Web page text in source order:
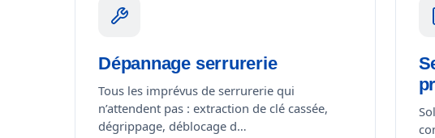
Dépannage serrurerie
Tous les imprévus de serrurerie qui
n’attendent pas : extraction de clé cassée,
dégrippage, déblocage d…